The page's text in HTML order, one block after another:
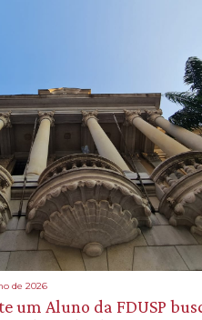
de 2026
um Aluno da FDUSP